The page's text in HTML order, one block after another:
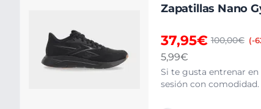
Zapatillas Nano
37,95€ 100,00€ (-
5,99€
Si te gusta entrenar
sesión con comodidad.